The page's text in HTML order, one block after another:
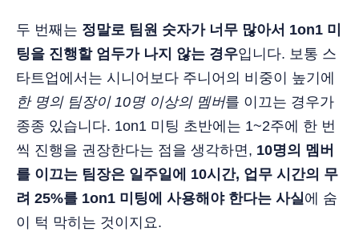
두 번째는 정말로 팀원 숫자가 너무 많아서 1on1 미
팅을 진행할 엄두가 나지 않는 경우입니다. 보통 스
타트업에서는 시니어보다 주니어의 비중이 높기에
한 명의 팀장이 10명 이상의 멤버를 이끄는 경우가
종종 있습니다. 1on1 미팅 초반에는 1~2주에 한 번
씩 진행을 권장한다는 점을 생각하면, 10명의 멤버
를 이끄는 팀장은 일주일에 10시간, 업무 시간의 무
려 25%를 1on1 미팅에 사용해야 한다는 사실에 숨
이 턱 막히는 것이지요.